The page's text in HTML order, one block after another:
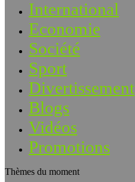
International
Economie
Société
Sport
Divertissement
Blogs
Vidéos
Promotions
Thèmes du moment